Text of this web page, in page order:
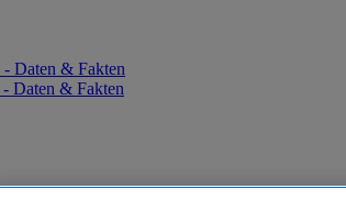
- Daten & Fakten
Daten & Fakten